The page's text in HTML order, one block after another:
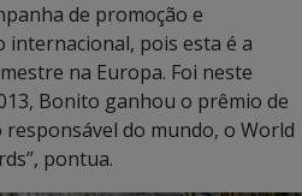
de promoção e
internacional, pois esta é a
na Europa. Foi neste
Bonito ganhou o prêmio de
do mundo, o World
pontua.